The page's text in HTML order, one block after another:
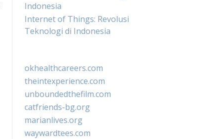
Indonesia
Internet of Things: Revolusi
Teknologi di Indonesia
okhealthcareers.com
theintexperience.com
unboundedthefilm.com
catfriends-bg.org
marianlives.org
waywardtees.com